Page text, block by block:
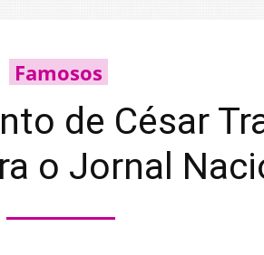
Famosos
de César
o Jornal